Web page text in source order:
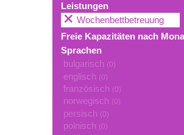
Leistungen
Wochenbettbetreuung
Freie Kapazitäten nach
Sprachen
bulgarisch (0)
englisch (0)
französisch (0)
norwegisch (0)
persisch (0)
polnisch (0)